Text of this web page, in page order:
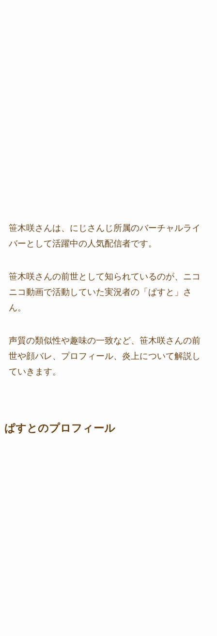
笹木咲さんは、にじさんじ所属のバーチャルライ
バーとして活躍中の人気配信者です。
笹木咲さんの前世として知られているのが、ニコ
ニコ動画で活動していた実況者の「ぱすと」さ
ん。
声質の類似性や趣味の一致など、笹木咲さんの前
世や顔バレ、プロフィール、炎上について解説し
ていきます。
ぱすとのプロフィール